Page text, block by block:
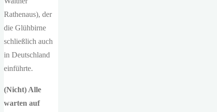
Rathenaus), der
die Glühbirne
schließlich auch
in Deutschland
einführte.
(Nicht) Alle
warten auf